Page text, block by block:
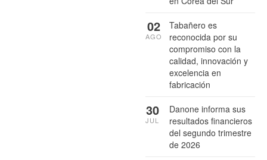
Tabañero es
reconocida por su
compromiso con la
calidad, innovación y
excelencia en
fabricación
02
AGO
Danone informa sus
resultados financieros
del segundo trimestre
de 2026
30
JUL